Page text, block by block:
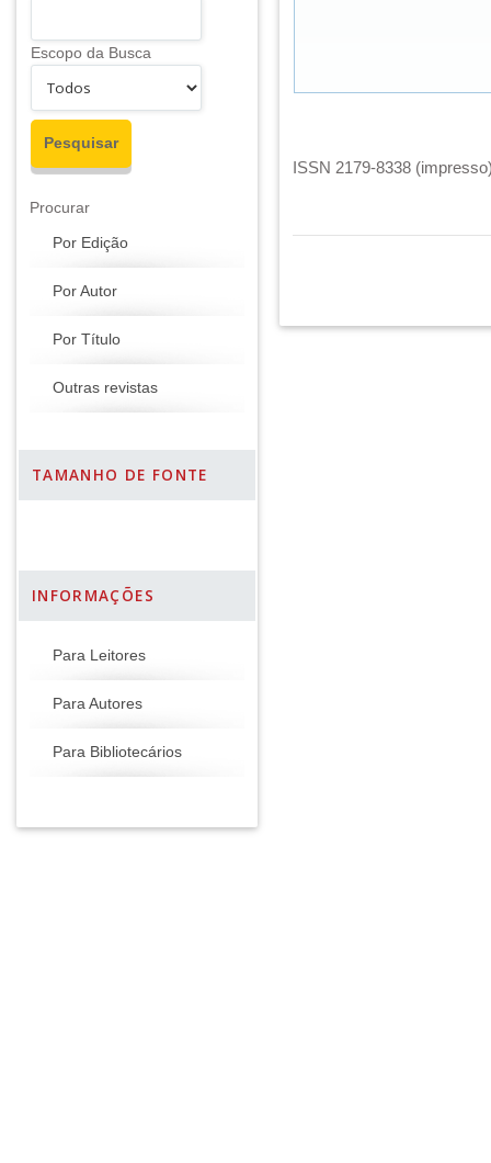
Escopo da Busca
Procurar
Por Edição
Por Autor
Por Título
Outras revistas
TAMANHO DE FONTE
INFORMAÇÕES
Para Leitores
Para Autores
Para Bibliotecários
ISSN 2179-8338